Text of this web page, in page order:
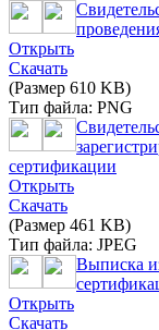
Открыть
Скачать
(Размер 610 KB)
Тип файла: PNG
сертификации
Открыть
Скачать
(Размер 461 KB)
Тип файла: JPEG
Выписка
Открыть
Скачать